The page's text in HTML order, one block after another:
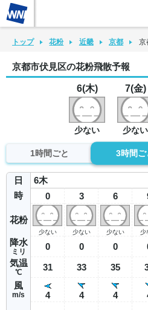
花粉カレンダー 花粉図鑑 花粉症チ
トップ 花粉 近畿 京都 京
京都市伏見区の花粉飛散予報
6(木)
少ない
7(金)
少ない
1時間ごと 3時間ご
日
時
花粉
降水
ミリ
気温
℃
風
m/s
6木
0
少ない
0
31
4
3
少ない
0
33
4
6
少ない
0
35
4
少